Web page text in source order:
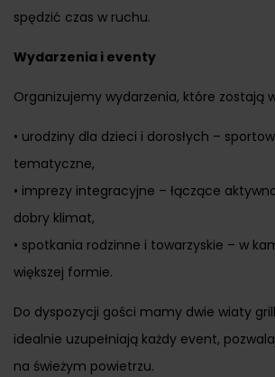
spędzić czas w ruchu.
Wydarzenia i eventy
Organizujemy wydarzenia, które zostają
• urodziny dla dzieci i dorosłych –
tematyczne,
• imprezy integracyjne – łączące
dobry klimat,
• spotkania rodzinne i towarzyskie – w
większej formie.
Do dyspozycji gości mamy dwie wiaty
idealnie uzupełniają każdy event,
na świeżym powietrzu.